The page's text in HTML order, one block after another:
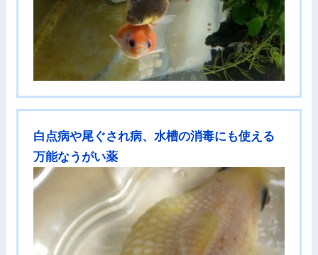
白点病や尾ぐされ病、水槽の消毒にも使える
万能なうがい薬